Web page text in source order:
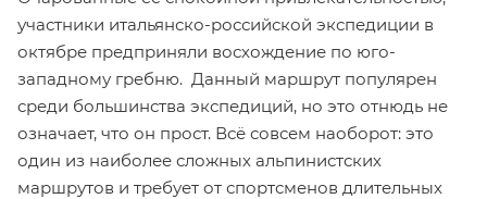
участники итальянско-российской экспедиции в
октябре предприняли восхождение по юго-
западному гребню. Данный маршрут популярен
среди большинства экспедиций, но это отнюдь не
означает, что он прост. Всё совсем наоборот: это
один из наиболее сложных альпинистских
маршрутов и требует от спортсменов длительных